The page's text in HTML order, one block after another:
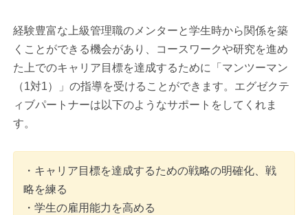
経験豊富な上級管理職のメンターと学生時から関係を築
くことができる機会があり、コースワークや研究を進め
た上でのキャリア目標を達成するために「マンツーマン
（1対1）」の指導を受けることができます。エグゼクテ
ィブパートナーは以下のようなサポートをしてくれま
す。
・キャリア目標を達成するための戦略の明確化、戦
略を練る
・学生の雇用能力を高める